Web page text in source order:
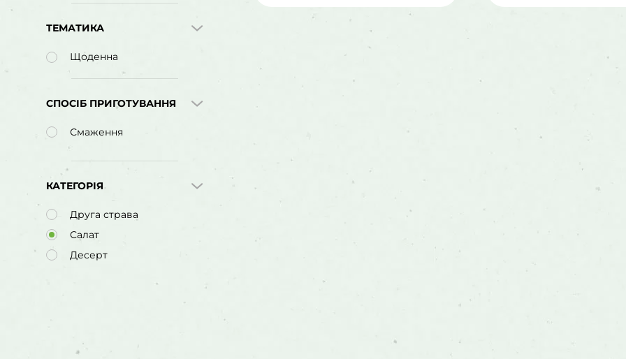
ТЕМАТИКА
Щоденна
СПОСІБ ПРИГОТУВАННЯ
Смаження
КАТЕГОРІЯ
Друга страва
Салат
Десерт